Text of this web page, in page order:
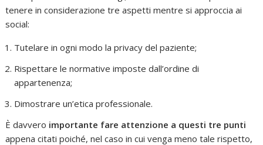
tenere in considerazione tre aspetti mentre si approccia ai
social:
Tutelare in ogni modo la privacy del paziente;
Rispettare le normative imposte dall’ordine di
appartenenza;
Dimostrare un’etica professionale.
È davvero importante fare attenzione a questi tre punti
appena citati poiché, nel caso in cui venga meno tale rispetto,